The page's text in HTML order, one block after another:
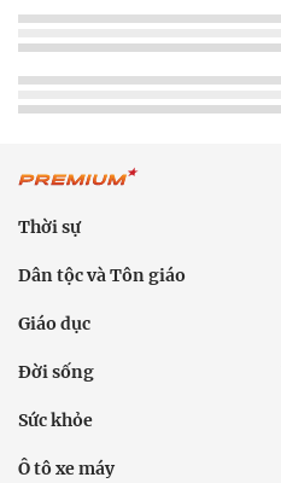
Thời sự
Dân tộc và Tôn giáo
Giáo dục
Đời sống
Sức khỏe
Ô tô xe máy